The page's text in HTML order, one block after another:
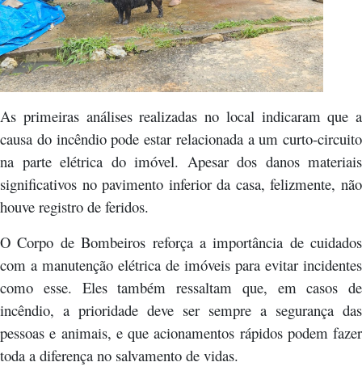
As primeiras análises realizadas no local indicaram que a
causa do incêndio pode estar relacionada a um curto-circuito
na parte elétrica do imóvel. Apesar dos danos materiais
significativos no pavimento inferior da casa, felizmente, não
houve registro de feridos.
O Corpo de Bombeiros reforça a importância de cuidados
com a manutenção elétrica de imóveis para evitar incidentes
como esse. Eles também ressaltam que, em casos de
incêndio, a prioridade deve ser sempre a segurança das
pessoas e animais, e que acionamentos rápidos podem fazer
toda a diferença no salvamento de vidas.